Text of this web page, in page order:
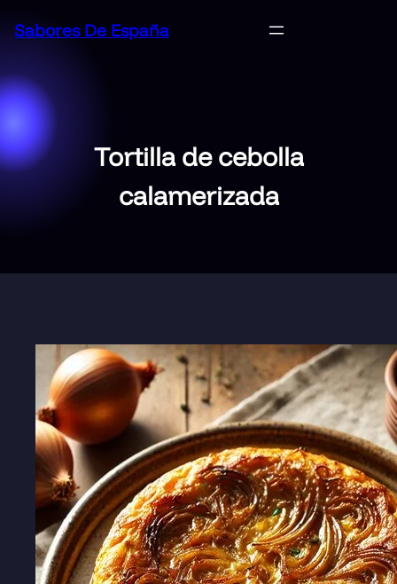
Sabores De España
Tortilla de cebolla
calamerizada